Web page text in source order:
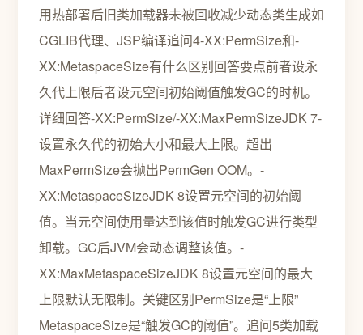
用热部署后旧类加载器未被回收减少动态类生成如
CGLIB代理、JSP编译追问4-XX:PermSize和-
XX:MetaspaceSize有什么区别回答要点前者设永
久代上限后者设元空间初始阈值触发GC的时机。
详细回答-XX:PermSize/-XX:MaxPermSizeJDK 7-
设置永久代的初始大小和最大上限。超出
MaxPermSize会抛出PermGen OOM。-
XX:MetaspaceSizeJDK 8设置元空间的初始阈
值。当元空间使用量达到该值时触发GC进行类型
卸载。GC后JVM会动态调整该值。-
XX:MaxMetaspaceSizeJDK 8设置元空间的最大
上限默认无限制。关键区别PermSize是“上限”
MetaspaceSize是“触发GC的阈值”。追问5类加载